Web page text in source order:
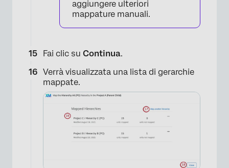
aggiungere ulteriori
mappature manuali.
Fai clic su Continua.
Verrà visualizzata una lista di gerarchie
mappate.